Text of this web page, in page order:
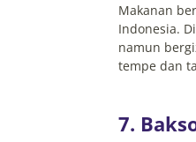
Makanan
Indonesia.
namun
tempe dan
7.